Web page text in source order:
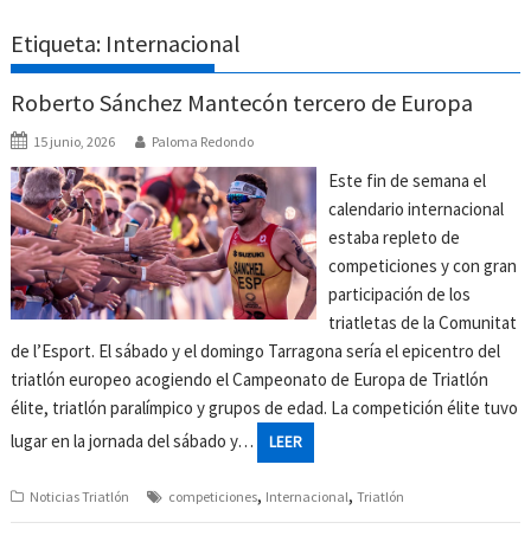
Etiqueta: Internacional
Roberto Sánchez Mantecón tercero de Europa
15 junio, 2026 Paloma Redondo
Este fin de semana el
calendario internacional
estaba repleto de
competiciones y con gran
participación de los
triatletas de la Comunitat
de l’Esport. El sábado y el domingo Tarragona sería el epicentro del
triatlón europeo acogiendo el Campeonato de Europa de Triatlón
élite, triatlón paralímpico y grupos de edad. La competición élite tuvo
lugar en la jornada del sábado y…
LEER
Noticias Triatlón competiciones, Internacional,Triatlón